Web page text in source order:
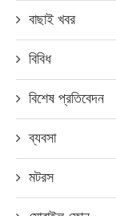
বাছাই খবর
বিবিধ
বিশেষ প্রতিবেদন
ব্যবসা
মটরস